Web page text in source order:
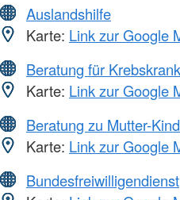
Auslandshilfe
Karte: Link zur Google
Beratung für
Karte: Link zur Google
Beratung zu Mutter-
Karte: Link zur Google
Bundesfreiwilligendienst